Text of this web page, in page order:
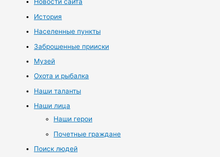
Новости сайта
История
Населенные пункты
Заброшенные прииски
Музей
Охота и рыбалка
Наши таланты
Наши лица
Наши герои
Почетные граждане
Поиск людей